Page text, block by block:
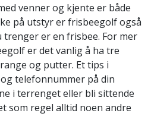
venner og kjente er både
på utstyr er frisbeegolf også
er en frisbee. For mer
er det vanlig å ha tre
og putter. Et tips i
telefonnummer på din
i terrenget eller bli sittende
som regel alltid noen andre